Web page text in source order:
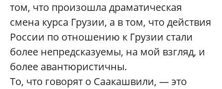
том, что произошла драматическая
смена курса Грузии, а в том, что действия
России по отношению к Грузии стали
более непредсказуемы, на мой взгляд, и
более авантюристичны.
То, что говорят о Саакашвили, — это